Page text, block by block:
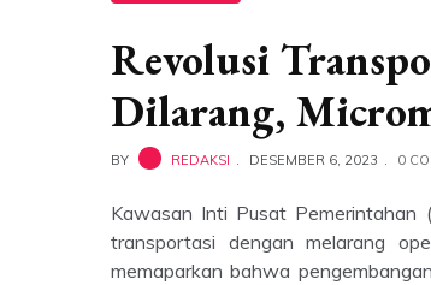
Revolusi
Dilarang,
BY REDAKSI DESEMBER 6, 2023 0
Kawasan Inti Pusat Pemerintahan
transportasi dengan melarang
memaparkan bahwa